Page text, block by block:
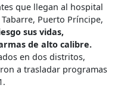
que llegan al hospital
Puerto Príncipe,
sus vidas,
de alto calibre.
en dos distritos,
a trasladar programas